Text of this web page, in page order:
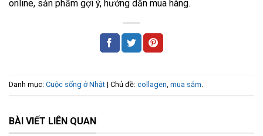
online, sản phẩm gợi ý, hướng dẫn mua hàng.
Danh mục: Cuộc sống ở Nhật | Chủ đề: collagen mua sắm
BÀI VIẾT LIÊN QUAN